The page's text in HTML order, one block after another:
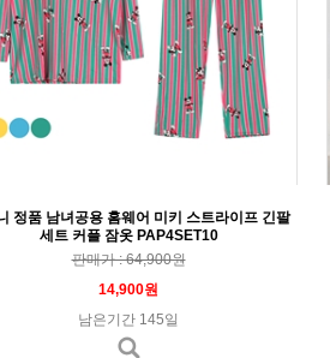
정품 남녀공용 홈웨어 미키 스트라이프 긴팔
세트 커플 잠옷 PAP4SET10
판매가 : 64,900원
14,900원
남은기간 145일